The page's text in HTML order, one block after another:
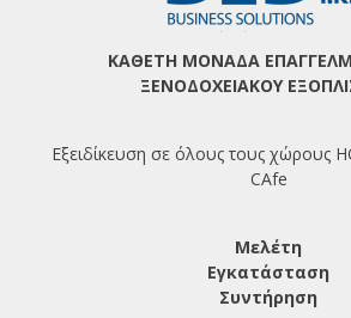
ΚΑΘΕΤΗ ΜΟΝΑΔΑ
ΞΕΝΟΔΟΧΕΙΑΚΟΥ
Εξειδίκευση σε όλους τους χώρους
CAfe
Μελέτη
Εγκατάσταση
Συντήρηση